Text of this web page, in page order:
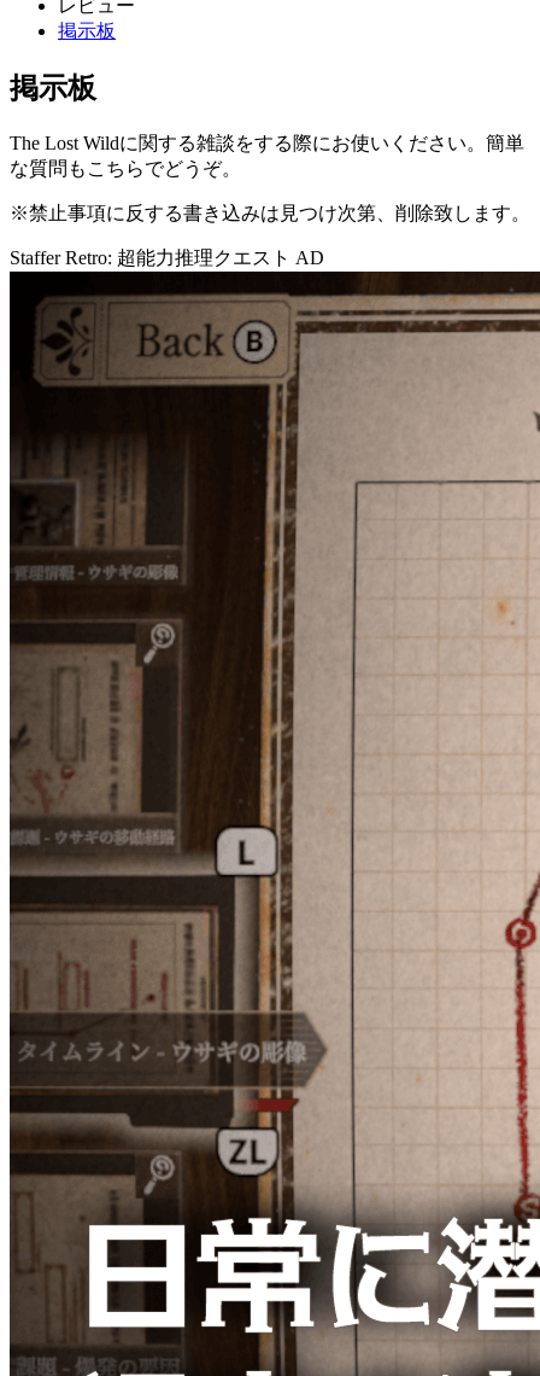
レビュー
掲示板
掲示板
The Lost Wildに関する雑談をする際にお使いください。簡単
な質問もこちらでどうぞ。
※禁止事項に反する書き込みは見つけ次第、削除致します。
Staffer Retro: 超能力推理クエスト AD